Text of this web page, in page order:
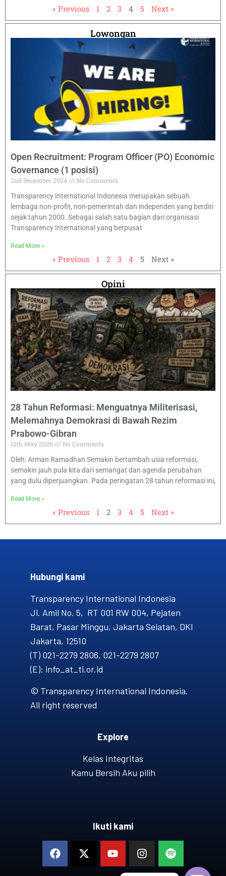
« Previous 1 2 3 4 5 Next »
Lowongan
Open Recruitment: Program Officer (PO) Economic
Governance (1 posisi)
2nd December 2024
No Comments
Transparency International Indonesia merupakan sebuah
lembaga non-profit, non-pemerintah dan independen yang berdiri
sejak tahun 2000. Sebagai salah satu bagian dari organisasi
Transparency International yang berpusat
Read More »
« Previous 1 2 3 4 5 Next »
Opini
28 Tahun Reformasi: Menguatnya Militerisasi,
Melemahnya Demokrasi di Bawah Rezim
Prabowo-Gibran
12th May 2026
No Comments
Oleh: Arman Ramadhan Semakin bertambah usia reformasi,
semakin jauh pula kita dari semangat dan agenda perubahan
yang dulu diperjuangkan. Pada peringatan 28 tahun reformasi ini,
Read More »
« Previous 1 2 3 4 5 Next »
Hubungi kami​
Transparency International Indonesia
Jl. Amil No. 5, RT 001 RW 004, Pejaten
Barat, Pasar Minggu, Jakarta Selatan, DKI
Jakarta, 12510
(T) 021-2279 2806, 021-2279 2807
(E): info_at_ti.or.id
© Transparency International Indonesia.
All right reserved
Explore
Kelas Integritas
Kamu Bersih Aku pilih
Ikuti kami